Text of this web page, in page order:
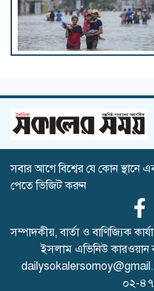
সবার আগে বিশ্বের যে কোন
পেতে ভিজিট করুন
সম্পাদকীয়, বার্তা ও বাণিজ্যিক
ইসলাম এভিনিউ
০২-